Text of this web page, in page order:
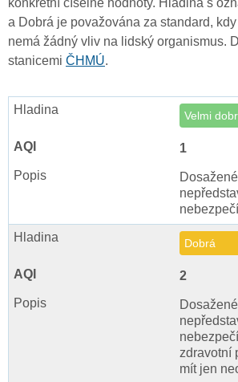
konkrétní číselné hodnoty. Hladina s
a Dobrá je považována za standard,
nemá žádný vliv na lidský organismus.
stanicemi ČHMÚ.
Velmi
1
Dobrá
2
zdravotní
mít jen